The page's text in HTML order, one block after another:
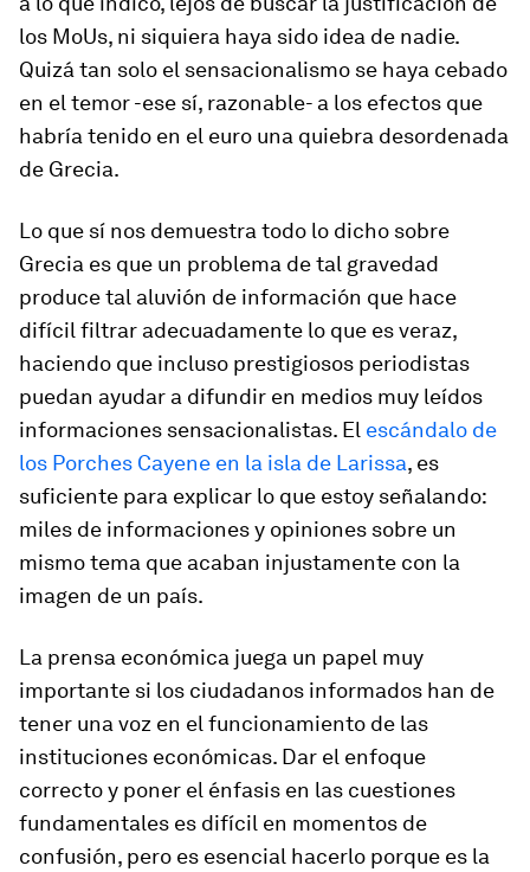
los MoUs, ni siquiera haya sido idea de nadie.
Quizá tan solo el sensacionalismo se haya cebado
en el temor -ese sí, razonable- a los efectos que
habría tenido en el euro una quiebra desordenada
de Grecia.
Lo que sí nos demuestra todo lo dicho sobre
Grecia es que un problema de tal gravedad
produce tal aluvión de información que hace
difícil filtrar adecuadamente lo que es veraz,
haciendo que incluso prestigiosos periodistas
puedan ayudar a difundir en medios muy leídos
informaciones sensacionalistas. El escándalo de
los Porches Cayene en la isla de Larissa, es
suficiente para explicar lo que estoy señalando:
miles de informaciones y opiniones sobre un
mismo tema que acaban injustamente con la
imagen de un país.
La prensa económica juega un papel muy
importante si los ciudadanos informados han de
tener una voz en el funcionamiento de las
instituciones económicas. Dar el enfoque
correcto y poner el énfasis en las cuestiones
fundamentales es difícil en momentos de
confusión, pero es esencial hacerlo porque es la